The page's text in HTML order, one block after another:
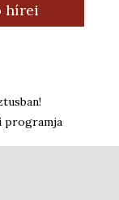
hírei
programja